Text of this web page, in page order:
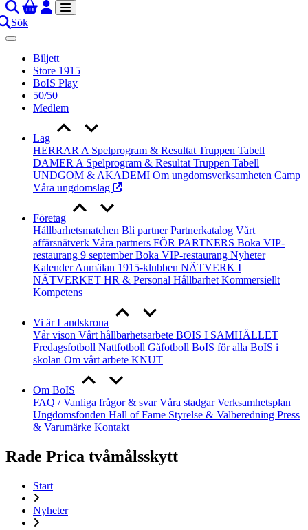
Sök
Biljett
Store 1915
BoIS Play
50/50
Medlem
Lag
HERRAR A Spelprogram & ResultatTruppen Tabell
DAMER A Spelprogram & ResultatTruppen Tabell
UNDGOM & AKADEMI Om ungdomsverksamheten Camp
Våra ungdomslag
Företag
Hållbarhetsmatchen Bli partnerPartnerkatalog Vårt
affärsnätverk Våra partners FÖR PARTNERS Boka VIP-
restaurang 9 septemberBoka VIP-restaurang Nyheter
KalenderAnmälan 1915-klubben NÄTVERK I
NÄTVERKET HR & Personal HållbarhetKommersiellt
Kompetens
Vi är Landskrona
Vår vison Vårt hållbarhetsarbete BOIS I SAMHÄLLET
Fredagsfotboll Nattfotboll Gåfotboll BoIS för alla BoIS i
skolan Om vårt arbete KNUT
Om BoIS
FAQ / Vanliga frågor & svarVåra stadgarVerksamhetsplan
Ungdomsfonden Hall of Fame Styrelse & Valberedning Press
& Varumärke Kontakt
Rade Prica tvåmålsskytt
Start
Nyheter